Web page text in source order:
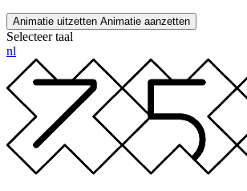
Animatie uitzetten Animatie aanzetten
Selecteer taal
nl